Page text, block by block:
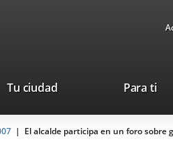
Tu ciudad Para ti
El alcalde participa en un foro